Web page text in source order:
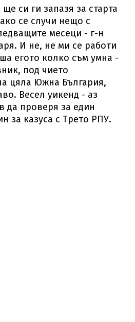
си ги запазя за старта
се случи нещо с
месеци - г-н
И не, не ми се работи
егото колко съм умна -
под чието
цяла Южна България,
Весел уикенд - аз
да проверя за един
за казуса с Трето РПУ.